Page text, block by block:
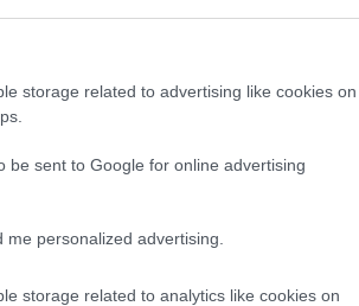
storage related to advertising like cookies on
be sent to Google for online advertising
personalized advertising.
storage related to analytics like cookies on
ca Karena.ro sa
si e-mail-uri